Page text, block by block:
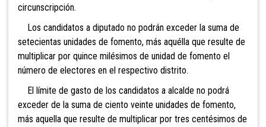
circunscripción.
Los candidatos a diputado no podrán exceder la suma de
setecientas unidades de fomento, más aquélla que resulte de
multiplicar por quince milésimos de unidad de fomento el
número de electores en el respectivo distrito.
El límite de gasto de los candidatos a alcalde no podrá
exceder de la suma de ciento veinte unidades de fomento,
más aquella que resulte de multiplicar por tres centésimos de